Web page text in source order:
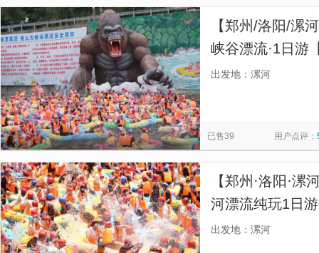
模
式
6
个
模
块,
按
下
Tab
键
浏
览
信
息
漯河市人民公园动物园 漯河森林公园
河南宝泉旅游区 漯湾古镇 河上街运动神兽馆 沙
河南宝泉大峡谷 漯河市博物馆
胡桥消夏水上乐园 食尚年华田园综合体
临颍县黄龙湿地公园 临颍县博物馆
【郑州/洛阳/漯
峡谷漂流·1日游
+门票+救生衣、
出发地：漯河
已售39 用户点评：
【郑州·洛阳·漯
河漂流纯玩1日
人国际旅行社，
出发地：漯河